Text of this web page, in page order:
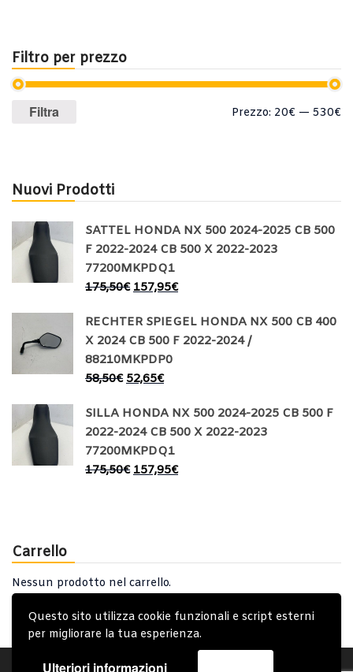
Questo sito utilizza cookie funzionali e script esterni
per migliorare la tua esperienza.
Ulteriori informazioni
Filtro per prezzo
Prezzo
Prezzo
Filtra Prezzo: 20€ — 530€
Nuovi Prodotti
SATTEL HONDA NX 500 2024-2025 CB 500
F 2022-2024 CB 500 X 2022-2023
77200MKPDQ1
175,50€ 157,95€
RECHTER SPIEGEL HONDA NX 500 CB 400
X 2024 CB 500 F 2022-2024 /
88210MKPDP0
58,50€ 52,65€
SILLA HONDA NX 500 2024-2025 CB 500 F
2022-2024 CB 500 X 2022-2023
77200MKPDQ1
175,50€ 157,95€
Carrello
Nessun prodotto nel carrello.
Account Condizioni Generali